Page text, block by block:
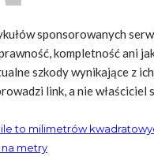
sponsorowanych
kompletność ani
szkody wynikające z
link, a nie właściciel
to milimetrów
metry